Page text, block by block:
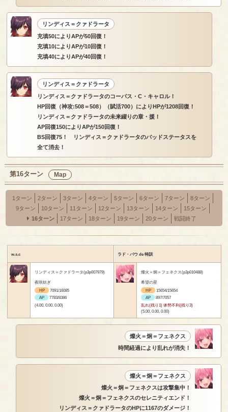
リンディス＝クァドラータ
充填50によりAPが50回復！
充填10によりAPが10回復！
充填40によりAPが40回復！
リンディス＝クァドラータ
リンディス＝クァドラータのコーパス・C・キャロル！
HP回復（神攻:508＝508）（賦活700）によりHPが1208回復！
リンディス＝クァドラータの未来綴りの章・援！
AP回復150によりAPが150回復！
BS回復75！ リンディス＝クァドラータのバッドステータスを
全て消去！
第16ターン Map
1ターン 2ターン 3ターン 4ターン 5ターン 6ターン 7ターン
8ターン
9ターン
10ターン 11ターン 12ターン 13ターン 14ターン
15ターン
16ターン
17ターン 18ターン 19ターン 20ターン 戦闘終了
w.s.c ラド・バウ de 特訓
リンディス＝クァドラータ(p3p007979)
夜咲紡ぎ
HP
7091/16085
AP
7783/8386
(4.00, 0.00, 0.00)
燦火＝炯＝フェネクス(p3p010488)
希望の星
HP
15654/15654
AP
897/7057
乱れ(残り1) 体勢不利(残り3)
(5.00, 0.00, 0.00)
燦火＝炯＝フェネクス
時間経過により乱れが消失！
燦火＝炯＝フェネクス
燦火＝炯＝フェネクスは攻撃集中！
燦火＝炯＝フェネクスのセレニティエンド！
リンディス＝クァドラータのHPに1167のダメージ！